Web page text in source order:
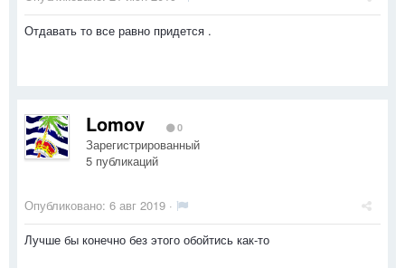
Отдавать то все равно придется .
Lomov 0
Зарегистрированный
5 публикаций
Опубликовано: 6 авг 2019 ·
Лучше бы конечно без этого обойтись как-то